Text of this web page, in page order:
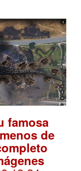
famosa
de